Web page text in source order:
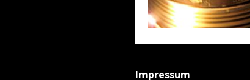
Impressum